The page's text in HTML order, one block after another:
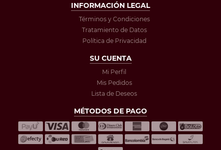
INFORMACIÓN LEGAL
Términos y Condiciones
Tratamiento de Datos
Política de Privacidad
SU CUENTA
Mi Perfil
Mis Pedidos
Lista de Deseos
MÉTODOS DE PAGO